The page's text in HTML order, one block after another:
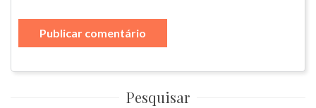
Pesquisar